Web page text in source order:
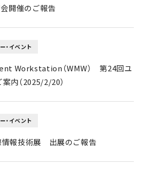
開催のご報告
・イベント
Workstation（WMW） 第24回ユ
内（2025/2/20）
・イベント
報技術展 出展のご報告